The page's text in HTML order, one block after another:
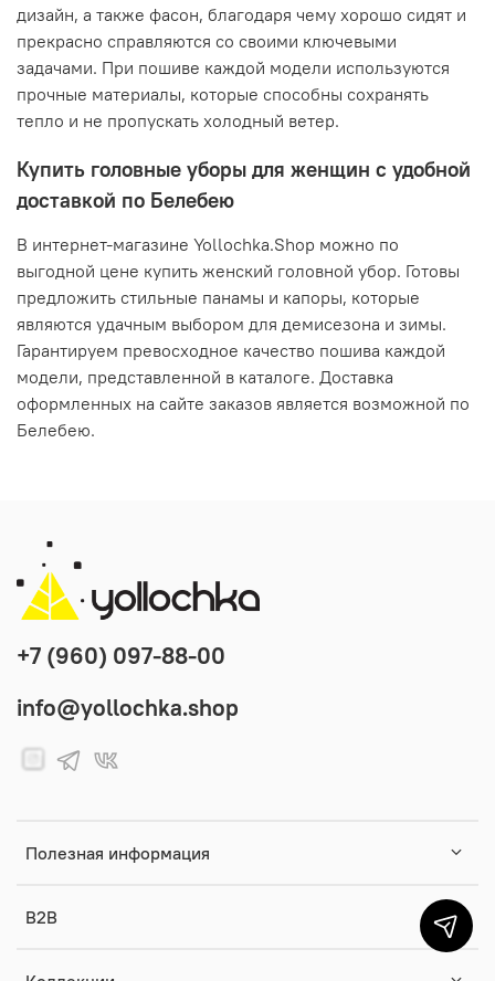
дизайн, а также фасон, благодаря чему хорошо сидят и
прекрасно справляются со своими ключевыми
задачами. При пошиве каждой модели используются
прочные материалы, которые способны сохранять
тепло и не пропускать холодный ветер.
Купить головные уборы для женщин с удобной
доставкой по Белебею
В интернет-магазине Yollochka.Shop можно по
выгодной цене купить женский головной убор. Готовы
предложить стильные панамы и капоры, которые
являются удачным выбором для демисезона и зимы.
Гарантируем превосходное качество пошива каждой
модели, представленной в каталоге. Доставка
оформленных на сайте заказов является возможной по
Белебею.
Полезная информация
B2B
+7 (960) 097-88-00
info@yollochka.shop